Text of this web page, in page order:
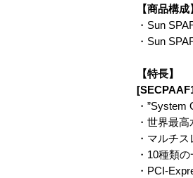
【商品構成
・Sun
・Sun
【特長】
・
・世界最
・マルチ
・10種類
・PCI-